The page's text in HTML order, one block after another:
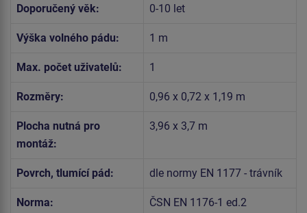
Doporučený věk: 0-10 let
Výška volného pádu: 1 m
Max. počet uživatelů: 1
Rozměry: 0,96 x 0,72 x 1,19 m
Plocha nutná pro
montáž:
3,96 x 3,7 m
Povrch, tlumící pád: dle normy EN 1177 - trávník
Norma:
ČSN EN 1176-1 ed.2